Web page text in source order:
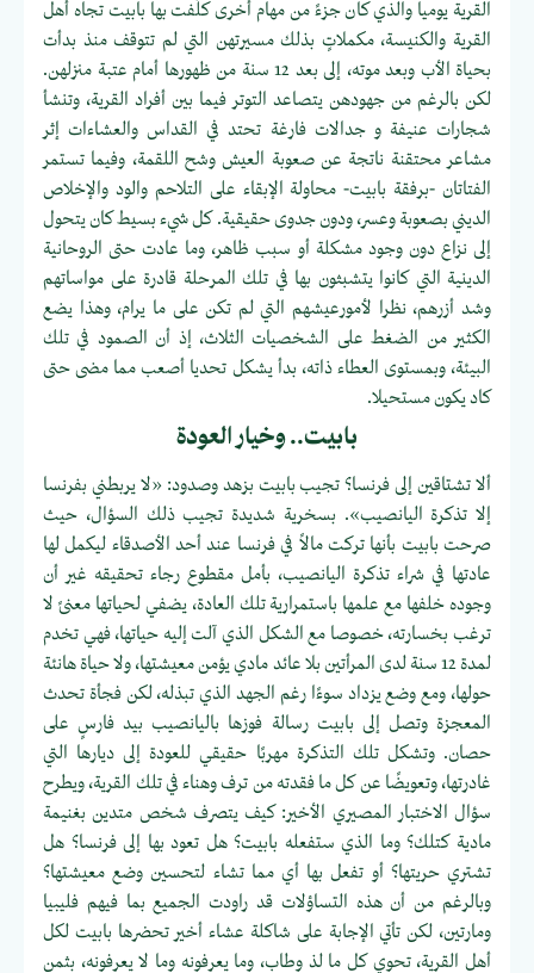
القرية يوميا والذي كان جزءً من مهام أخرى كلّفت بها بابيت تجاه أهل
القرية والكنيسة، مكملاتٍ بذلك مسيرتهن التي لم تتوقف منذ بدأت
بحياة الأب وبعد موته، إلى بعد 12 سنة من ظهورها أمام عتبة منزلهن.
لكن بالرغم من جهودهن يتصاعد التوتر فيما بين أفراد القرية، وتنشأ
شجارات عنيفة و جدالات فارغة تحتد في القداس والعشاءات إثر
مشاعر محتقنة ناتجة عن صعوبة العيش وشح اللقمة، وفيما تستمر
الفتاتان -برفقة بابيت- محاولة الإبقاء على التلاحم والود والإخلاص
الديني بصعوبة وعسر، ودون جدوى حقيقية. كل شيء بسيط كان يتحول
إلى نزاع دون وجود مشكلة أو سبب ظاهر، وما عادت حتى الروحانية
الدينية التي كانوا يتشبثون بها في تلك المرحلة قادرة على مواساتهم
وشد أزرهم، نظرا لأمورعيشهم التي لم تكن على ما يرام، وهذا يضع
الكثير من الضغط على الشخصيات الثلاث، إذ أن الصمود في تلك
البيئة، وبمستوى العطاء ذاته، بدأ يشكل تحديا أصعب مما مضى حتى
كاد يكون مستحيلا.
بابيت.. وخيار العودة
ألا تشتاقين إلى فرنسا؟ تجيب بابيت بزهد وصدود: «لا يربطني بفرنسا
إلا تذكرة اليانصيب». بسخرية شديدة تجيب ذلك السؤال، حيث
صرحت بابيت بأنها تركت مالاً في فرنسا عند أحد الأصدقاء ليكمل لها
عادتها في شراء تذكرة اليانصيب، بأمل مقطوع رجاء تحقيقه غير أن
وجوده خلفها مع علمها باستمرارية تلك العادة، يضفي لحياتها معنىً لا
ترغب بخسارته، خصوصا مع الشكل الذي آلت إليه حياتها، فهي تخدم
لمدة 12 سنة لدى المرأتين بلا عائد مادي يؤمن معيشتها، ولا حياة هانئة
حولها، ومع وضع يزداد سوءًا رغم الجهد الذي تبذله، لكن فجأة تحدث
المعجزة وتصل إلى بابيت رسالة فوزها باليانصيب بيد فارسٍ على
حصان. وتشكل تلك التذكرة مهربًا حقيقي للعودة إلى ديارها التي
غادرتها، وتعويضًا عن كل ما فقدته من ترف وهناء في تلك القرية، ويطرح
سؤال الاختبار المصيري الأخير: كيف يتصرف شخص متدين بغنيمة
مادية كتلك؟ وما الذي ستفعله بابيت؟ هل تعود بها إلى فرنسا؟ هل
تشتري حريتها؟ أو تفعل بها أي مما تشاء لتحسين وضع معيشتها؟
وبالرغم من أن هذه التساؤلات قد راودت الجميع بما فيهم فليبيا
ومارتين، لكن تأتي الإجابة على شاكلة عشاء أخير تحضرها بابيت لكل
أهل القرية، تحوي كل ما لذ وطاب، وما يعرفونه وما لا يعرفونه، بثمن